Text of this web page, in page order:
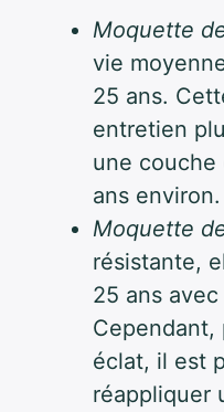
Moquette
vie
25 ans.
entretien
une couche
ans environ.
Moquette
résistante,
25 ans avec
Cependant,
éclat, il est
réappliquer